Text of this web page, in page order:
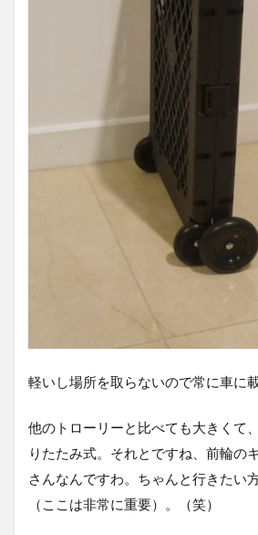
軽いし場所を取らないので常に車に
他のトローリーと比べても大きくて
りたたみ式。それとですね、前輪の
さんなんですわ。ちゃんと行きたい
（ここは非常に重要）。（笑）